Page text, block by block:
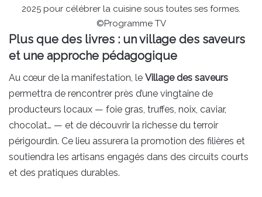
2025 pour célébrer la cuisine sous toutes ses formes.
©Programme TV
Plus que des livres : un village des saveurs
et une approche pédagogique
Au cœur de la manifestation, le Village des saveurs
permettra de rencontrer près d’une vingtaine de
producteurs locaux — foie gras, truffes, noix, caviar,
chocolat… — et de découvrir la richesse du terroir
périgourdin. Ce lieu assurera la promotion des filières et
soutiendra les artisans engagés dans des circuits courts
et des pratiques durables.